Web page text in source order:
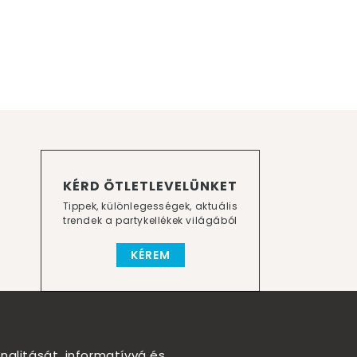
KÉRD ÖTLETLEVELÜNKET
Tippek, különlegességek, aktuális
trendek a partykellékek világából
KÉREM